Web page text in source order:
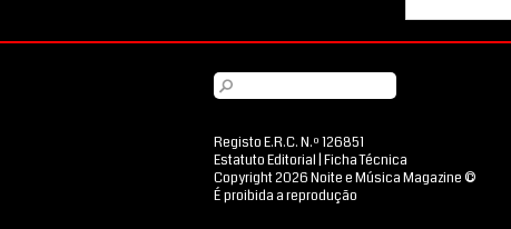
Registo E.R.C. N.º 126851
Estatuto Editorial Ficha Técnica
Copyright 2026 Noite e Música Magazine ©
É proibida a reprodução